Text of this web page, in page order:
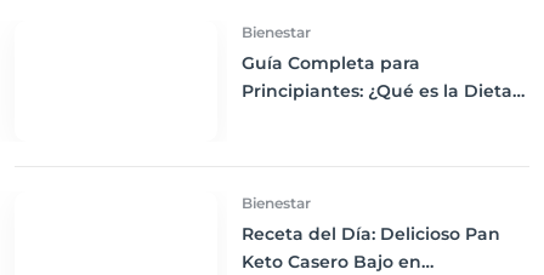
Bienestar
Guía Completa para
Principiantes: ¿Qué es la Dieta
Bienestar
Receta del Día: Delicioso Pan
Keto Casero Bajo en